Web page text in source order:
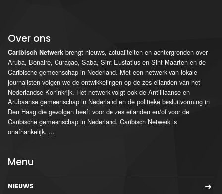
Over ons
Caribisch Netwerk brengt nieuws, actualiteiten en achtergronden over
Aruba, Bonaire, Curaçao, Saba, Sint Eustatius en Sint Maarten en de
Caribische gemeenschap in Nederland. Met een netwerk van lokale
journalisten volgen we de ontwikkelingen op de zes eilanden van het
Nederlandse Koninkrijk. Het netwerk volgt ook de Antilliaanse en
Arubaanse gemeenschap in Nederland en de politieke besluitvorming in
Den Haag die gevolgen heeft voor de zes eilanden en/of voor de
Caribische gemeenschap in Nederland. Caribisch Netwerk is
onafhankelijk. ...
Menu
NIEUWS